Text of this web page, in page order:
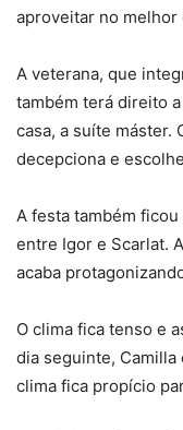
aproveitar no melhor
A veterana, que
também terá direito
casa, a suíte máster.
decepciona e
A festa também
entre Igor e Scarlat.
acaba
O clima fica tenso e
dia seguinte, Camilla
clima fica propício